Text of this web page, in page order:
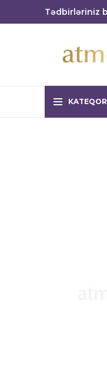
Tədbirləriniz